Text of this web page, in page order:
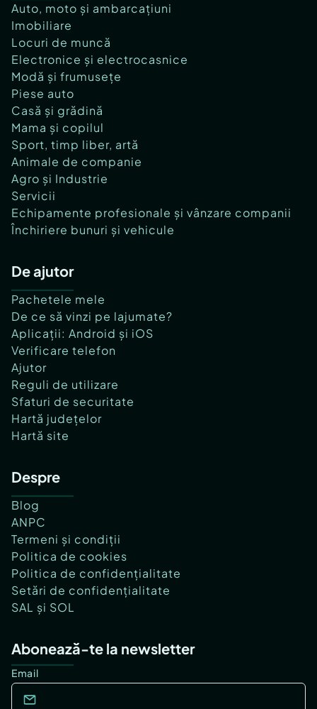
Auto, moto și ambarcațiuni
Imobiliare
Locuri de muncă
Electronice și electrocasnice
Modă și frumusețe
Piese auto
Casă și grădină
Mama și copilul
Sport, timp liber, artă
Animale de companie
Agro și Industrie
Servicii
Echipamente profesionale și vânzare companii
Închiriere bunuri și vehicule
De ajutor
Pachetele mele
De ce să vinzi pe lajumate?
Aplicații: Android și iOS
Verificare telefon
Ajutor
Reguli de utilizare
Sfaturi de securitate
Hartă județelor
Hartă site
Despre
Blog
ANPC
Termeni și condiții
Politica de cookies
Politica de confidențialitate
Setări de confidențialitate
SAL și SOL
Abonează-te la newsletter
Email